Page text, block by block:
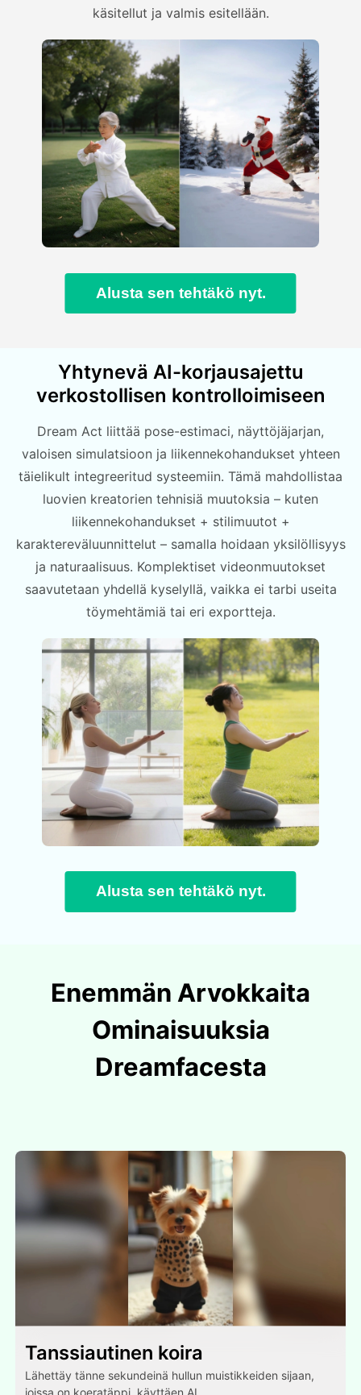
käsitellut ja valmis esitellään.
Alusta sen tehtäkö nyt.
Yhtynevä AI-korjausajettu
verkostollisen kontrolloimiseen
Dream Act liittää pose-estimaci, näyttöjäjarjan,
valoisen simulatsioon ja liikennekohandukset yhteen
täielikult integreeritud systeemiin. Tämä mahdollistaa
luovien kreatorien tehnisiä muutoksia – kuten
liikennekohandukset + stilimuutot +
karaktereväluunnittelut – samalla hoidaan yksilöllisyys
ja naturaalisuus. Komplektiset videonmuutokset
saavutetaan yhdellä kyselyllä, vaikka ei tarbi useita
töymehtämiä tai eri exportteja.
Alusta sen tehtäkö nyt.
Enemmän Arvokkaita
Ominaisuuksia
Dreamfacesta
Tanssiautinen koira
Lähettäy tänne sekundeinä hullun muistikkeiden sijaan,
joissa on koeratäppi, käyttäen AI.